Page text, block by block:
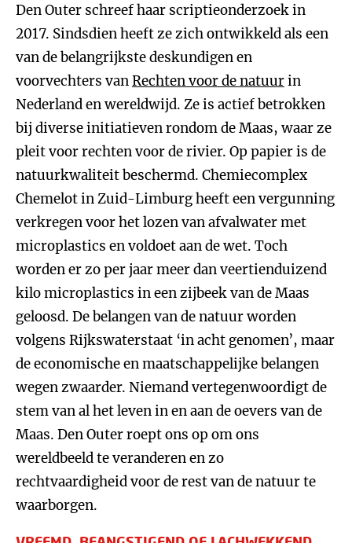
Den Outer schreef haar scriptieonderzoek in
2017. Sindsdien heeft ze zich ontwikkeld als een
van de belangrijkste deskundigen en
voorvechters vanRechten voor de natuurin
Nederland en wereldwijd. Ze is actief betrokken
bij diverse initiatieven rondom de Maas, waar ze
pleit voor rechten voor de rivier. Op papier is de
natuurkwaliteit beschermd. Chemiecomplex
Chemelot in Zuid-Limburg heeft een vergunning
verkregen voor het lozen van afvalwater met
microplastics en voldoet aan de wet. Toch
worden er zo per jaar meer dan veertienduizend
kilo microplastics in een zijbeek van de Maas
geloosd. De belangen van de natuur worden
volgens Rijkswaterstaat ‘in acht genomen’, maar
de economische en maatschappelijke belangen
wegen zwaarder. Niemand vertegenwoordigt de
stem van al het leven in en aan de oevers van de
Maas. Den Outer roept ons op om ons
wereldbeeld te veranderen en zo
rechtvaardigheid voor de rest van de natuur te
waarborgen.